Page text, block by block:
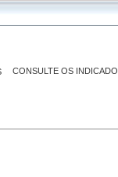
CONSULTE OS